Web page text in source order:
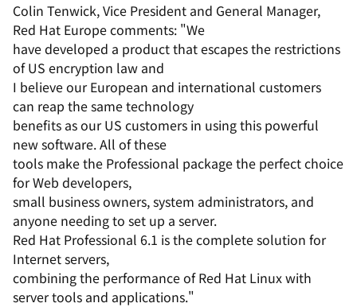
Colin Tenwick, Vice President and General Manager,
Red Hat Europe comments: "We
have developed a product that escapes the restrictions
of US encryption law and
I believe our European and international customers
can reap the same technology
benefits as our US customers in using this powerful
new software. All of these
tools make the Professional package the perfect choice
for Web developers,
small business owners, system administrators, and
anyone needing to set up a server.
Red Hat Professional 6.1 is the complete solution for
Internet servers,
combining the performance of Red Hat Linux with
server tools and applications."